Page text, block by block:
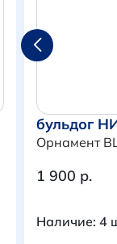
бульдог
Орнамент
1 900 р.
Наличие: 4